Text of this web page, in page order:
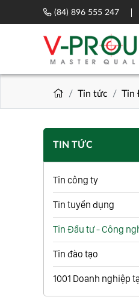
(84) 896 555 247
Tin tức Tin
TIN TỨC
Tin công ty
Tin tuyển dụng
Tin Đầu tư - Công
Tin đào tạo
1001 Doanh nghiệp